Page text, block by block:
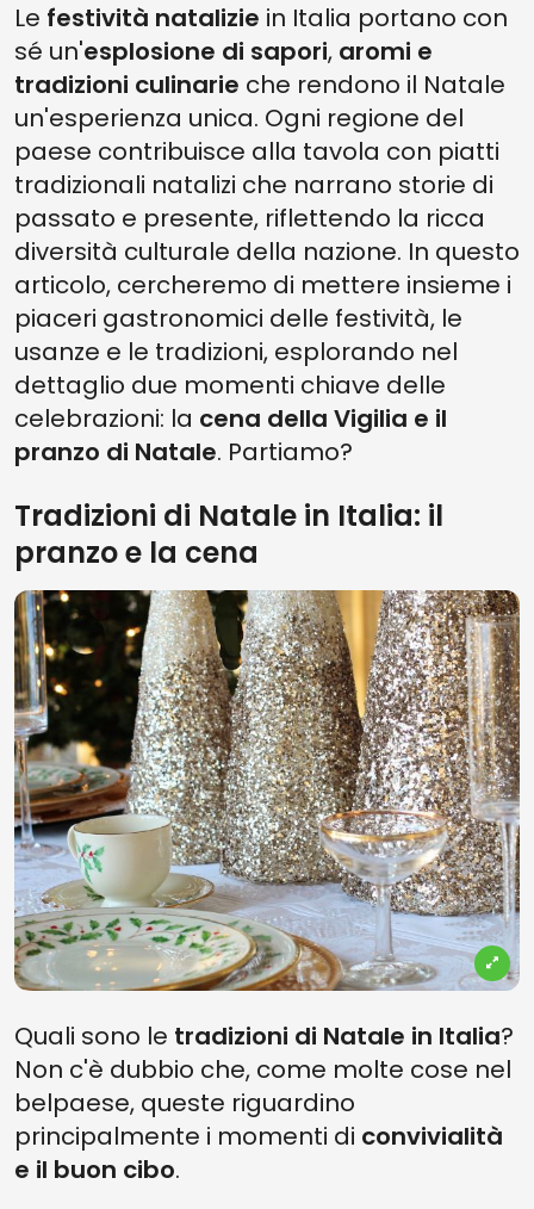
Le festività natalizie in Italia portano con
sé un'esplosione di sapori, aromi e
tradizioni culinarie che rendono il Natale
un'esperienza unica. Ogni regione del
paese contribuisce alla tavola con piatti
tradizionali natalizi che narrano storie di
passato e presente, riflettendo la ricca
diversità culturale della nazione. In questo
articolo, cercheremo di mettere insieme i
piaceri gastronomici delle festività, le
usanze e le tradizioni, esplorando nel
dettaglio due momenti chiave delle
celebrazioni: la cena della Vigilia e il
pranzo di Natale. Partiamo?
Tradizioni di Natale in Italia: il
pranzo e la cena
Quali sono le tradizioni di Natale in Italia?
Non c'è dubbio che, come molte cose nel
belpaese, queste riguardino
principalmente i momenti di convivialità
e il buon cibo.